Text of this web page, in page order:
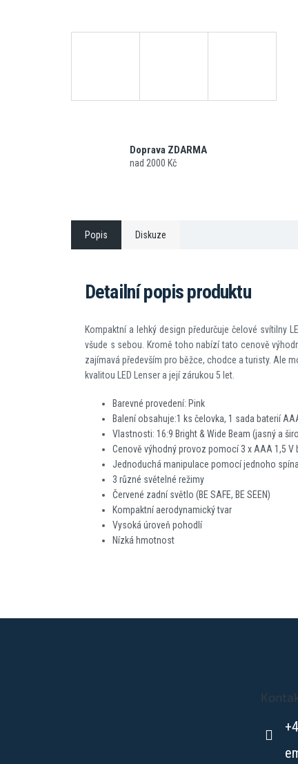
Doprava ZDARMA
nad 2000 Kč
Popis Diskuze
Detailní popis produktu
Kompaktní a lehký design předurčuje čelové svítilny
všude s sebou. Kromě toho nabízí tato cenově
zajímavá především pro běžce, chodce a turisty. Ale
kvalitou LED Lenser a její zárukou 5 let.
Barevné provedení: Pink
Balení obsahuje:1 ks čelovka, 1 sada baterií
Vlastnosti: 16:9 Bright & Wide Beam (jasný a
Cenově výhodný provoz pomocí 3 x AAA 1,5 V
Jednoduchá manipulace pomocí jednoho
3 různé světelné režimy
Červené zadní světlo (BE SAFE, BE SEEN)
Kompaktní aerodynamický tvar
Vysoká úroveň pohodlí
Nízká hmotnost